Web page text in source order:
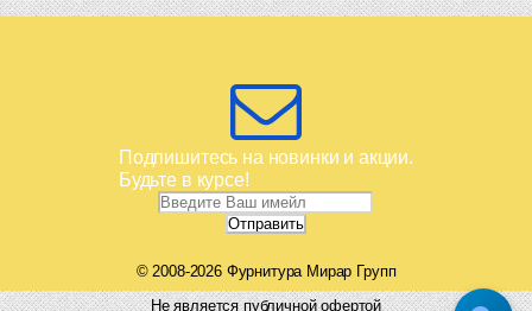
Подпишитесь на новинки и акции.
Будьте в курсе!
© 2008-2026 Фурнитура Мирар Групп
Не является публичной офертой